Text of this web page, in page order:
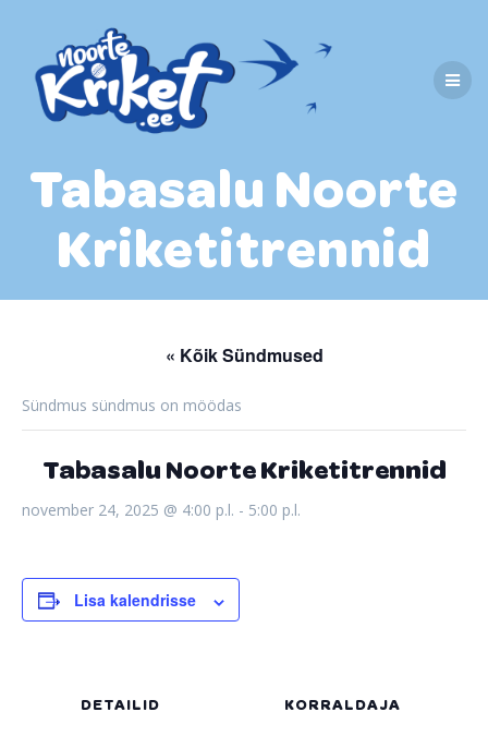
content
Tabasalu Noorte
Kriketitrennid
« Kõik Sündmused
Sündmus sündmus on möödas
Tabasalu Noorte Kriketitrennid
november 24, 2025 @ 4:00 p.l. - 5:00 p.l.
Lisa kalendrisse
DETAILID KORRALDAJA